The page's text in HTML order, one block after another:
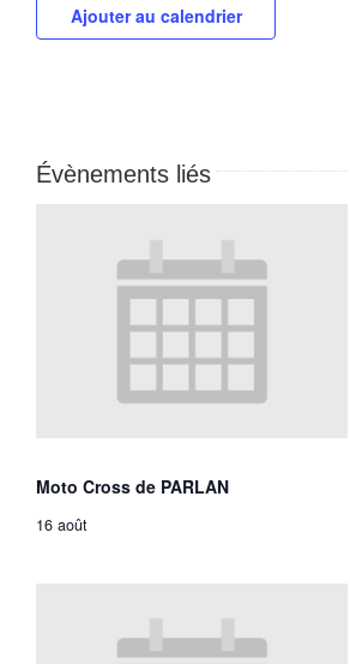
Ajouter au calendrier
Évènements liés
Moto Cross de PARLAN
16 août